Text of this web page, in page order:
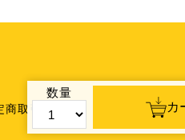
数量
カ
商取引法表示 利用者情報の